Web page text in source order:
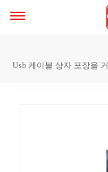
Usb 케이블 상자 포장을